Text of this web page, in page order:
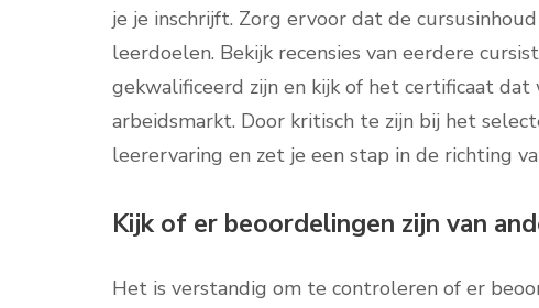
je je inschrijft. Zorg ervoor dat de
leerdoelen. Bekijk recensies van eerdere
gekwalificeerd zijn en kijk of het certificaat
arbeidsmarkt. Door kritisch te zijn bij het
leerervaring en zet je een stap in de richting
Kijk of er beoordelingen zijn van
Het is verstandig om te controleren of er